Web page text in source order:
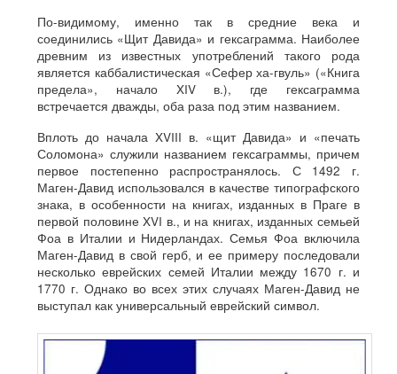
По-видимому, именно так в средние века и
соединились «Щит Давида» и гексаграмма. Наиболее
древним из известных употреблений такого рода
является каббалистическая «Сефер ха-гвуль» («Книга
предела», начало XIV в.), где гексаграмма
встречается дважды, оба раза под этим названием.
Вплоть до начала XVIII в. «щит Давида» и «печать
Соломона» служили названием гексаграммы, причем
первое постепенно распространялось. С 1492 г.
Маген-Давид использовался в качестве типографского
знака, в особенности на книгах, изданных в Праге в
первой половине XVI в., и на книгах, изданных семьей
Фоа в Италии и Нидерландах. Семья Фоа включила
Маген-Давид в свой герб, и ее примеру последовали
несколько еврейских семей Италии между 1670 г. и
1770 г. Однако во всех этих случаях Маген-Давид не
выступал как универсальный еврейский символ.